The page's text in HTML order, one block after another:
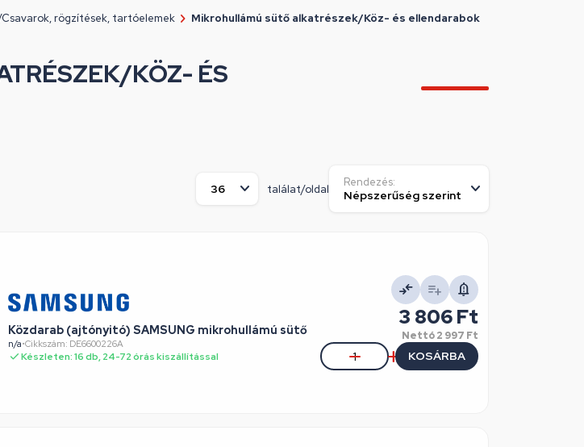
rögzítések, tartóelemek Mikrohullámú sütő alkatrészek/Köz- és ellendarabok
KÖZ- ÉS
találat/oldal
Rendezés:
Közdarab (ajtónyitó) SAMSUNG mikrohullámú sütő
n/a•Cikkszám: DE6600226A
Készleten: 16 db, 24-72 órás kiszállítással
3 806 Ft
Nettó2 997 Ft
KOSÁRBA